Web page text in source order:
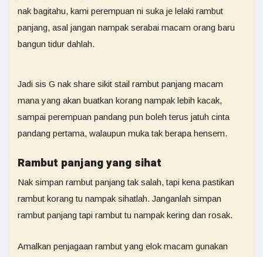
nak bagitahu, kami perempuan ni suka je lelaki rambut
panjang, asal jangan nampak serabai macam orang baru
bangun tidur dahlah.
Jadi sis G nak share sikit stail rambut panjang macam
mana yang akan buatkan korang nampak lebih kacak,
sampai perempuan pandang pun boleh terus jatuh cinta
pandang pertama, walaupun muka tak berapa hensem.
Rambut panjang yang sihat
Nak simpan rambut panjang tak salah, tapi kena pastikan
rambut korang tu nampak sihatlah. Janganlah simpan
rambut panjang tapi rambut tu nampak kering dan rosak.
Amalkan penjagaan rambut yang elok macam gunakan